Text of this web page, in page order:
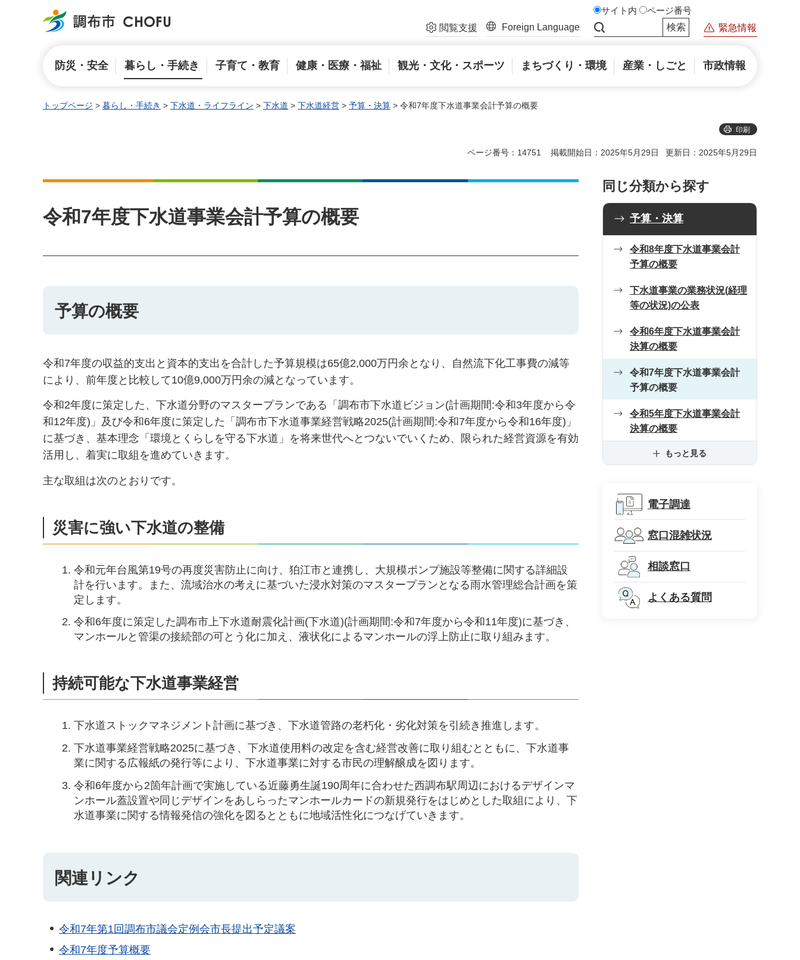
調布市 閲覧支援 Foreign Language
サイト内 ページ番号
緊急情報
防災・安全 暮らし・手続き 子育て・教育 健康・医療・福祉 観光・文化・スポーツ まちづくり・環境 産業・しごと 市政情報
トップページ > 暮らし・手続き > 下水道・ライフライン > 下水道 > 下水道経営 > 予算・決算 > 令和7年度下水道事業会計予算の概要
印刷
ページ番号：14751 掲載開始日：2025年5月29日 更新日：2025年5月29日
令和7年度下水道事業会計予算の概要
予算の概要
令和7年度の収益的支出と資本的支出を合計した予算規模は65億2,000万円余となり、自然流下化工事費の減等
により、前年度と比較して10億9,000万円余の減となっています。
令和2年度に策定した、下水道分野のマスタープランである「調布市下水道ビジョン(計画期間:令和3年度から令
和12年度)」及び令和6年度に策定した「調布市下水道事業経営戦略2025(計画期間:令和7年度から令和16年度)」
に基づき、基本理念「環境とくらしを守る下水道」を将来世代へとつないでいくため、限られた経営資源を有効
活用し、着実に取組を進めていきます。
主な取組は次のとおりです。
災害に強い下水道の整備
令和元年台風第19号の再度災害防止に向け、狛江市と連携し、大規模ポンプ施設等整備に関する詳細設
計を行います。また、流域治水の考えに基づいた浸水対策のマスタープランとなる雨水管理総合計画を策
定します。
令和6年度に策定した調布市上下水道耐震化計画(下水道)(計画期間:令和7年度から令和11年度)に基づき、
マンホールと管渠の接続部の可とう化に加え、液状化によるマンホールの浮上防止に取り組みます。
持続可能な下水道事業経営
下水道ストックマネジメント計画に基づき、下水道管路の老朽化・劣化対策を引続き推進します。
下水道事業経営戦略2025に基づき、下水道使用料の改定を含む経営改善に取り組むとともに、下水道事
業に関する広報紙の発行等により、下水道事業に対する市民の理解醸成を図ります。
令和6年度から2箇年計画で実施している近藤勇生誕190周年に合わせた西調布駅周辺におけるデザインマ
ンホール蓋設置や同じデザインをあしらったマンホールカードの新規発行をはじめとした取組により、下
水道事業に関する情報発信の強化を図るとともに地域活性化につなげていきます。
関連リンク
令和7年第1回調布市議会定例会市長提出予定議案
令和7年度予算概要
同じ分類から探す
予算・決算
令和8年度下水道事業会計
予算の概要
下水道事業の業務状況(経理
等の状況)の公表
令和6年度下水道事業会計
決算の概要
令和7年度下水道事業会計
予算の概要
令和5年度下水道事業会計
決算の概要
もっと見る
電子調達
窓口混雑状況
相談窓口
よくある質問